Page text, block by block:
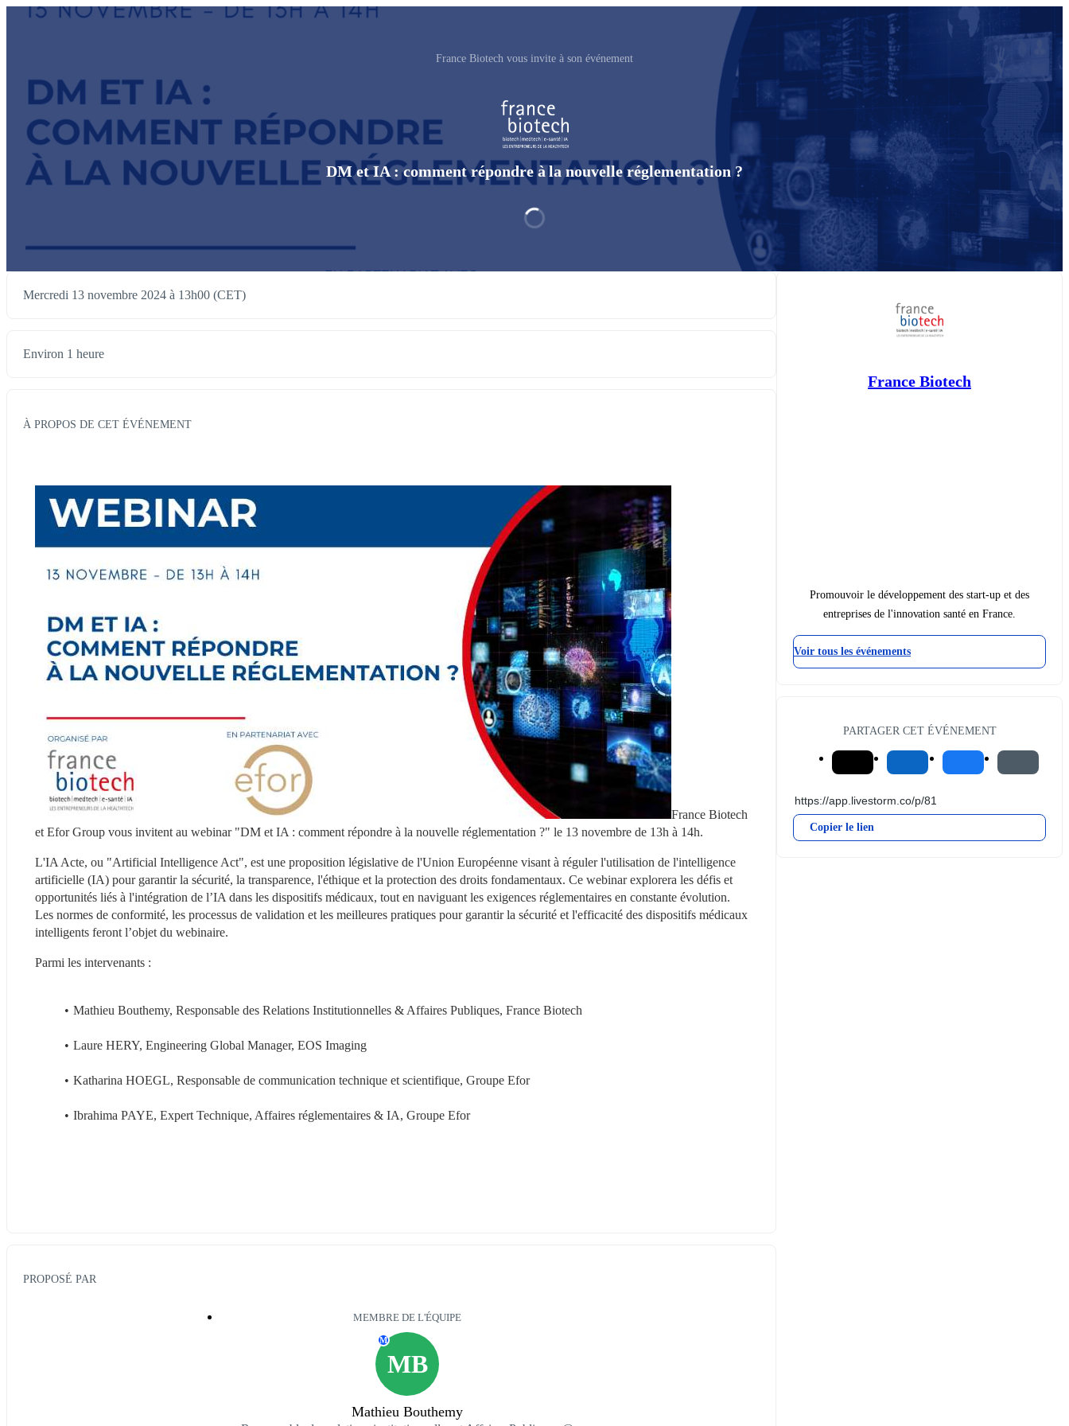
France Biotech vous invite à son événement
DM et IA : comment répondre à la nouvelle réglementation ?
Mercredi 13 novembre 2024 à 13h00 (CET)
Environ 1 heure
À PROPOS DE CET ÉVÉNEMENT
France Biotech
et Efor Group vous invitent au webinar "DM et IA : comment répondre à la nouvelle réglementation ?" le 13 novembre de 13h à 14h.
L'IA Acte, ou "Artificial Intelligence Act", est une proposition législative de l'Union Européenne visant à réguler l'utilisation de l'intelligence
artificielle (IA) pour garantir la sécurité, la transparence, l'éthique et la protection des droits fondamentaux. Ce webinar explorera les défis et
opportunités liés à l'intégration de l’IA dans les dispositifs médicaux, tout en naviguant les exigences réglementaires en constante évolution.
Les normes de conformité, les processus de validation et les meilleures pratiques pour garantir la sécurité et l'efficacité des dispositifs médicaux
intelligents feront l’objet du webinaire.
Parmi les intervenants :
Mathieu Bouthemy, Responsable des Relations Institutionnelles & Affaires Publiques, France Biotech
Laure HERY, Engineering Global Manager, EOS Imaging
Katharina HOEGL, Responsable de communication technique et scientifique, Groupe Efor
Ibrahima PAYE, Expert Technique, Affaires réglementaires & IA, Groupe Efor
PROPOSÉ PAR
MEMBRE DE L'ÉQUIPE
MB
M
Mathieu Bouthemy
France Biotech
Promouvoir le développement des start-up et des
entreprises de l'innovation santé en France.
Voir tous les événements
PARTAGER CET ÉVÉNEMENT
Copier le lien